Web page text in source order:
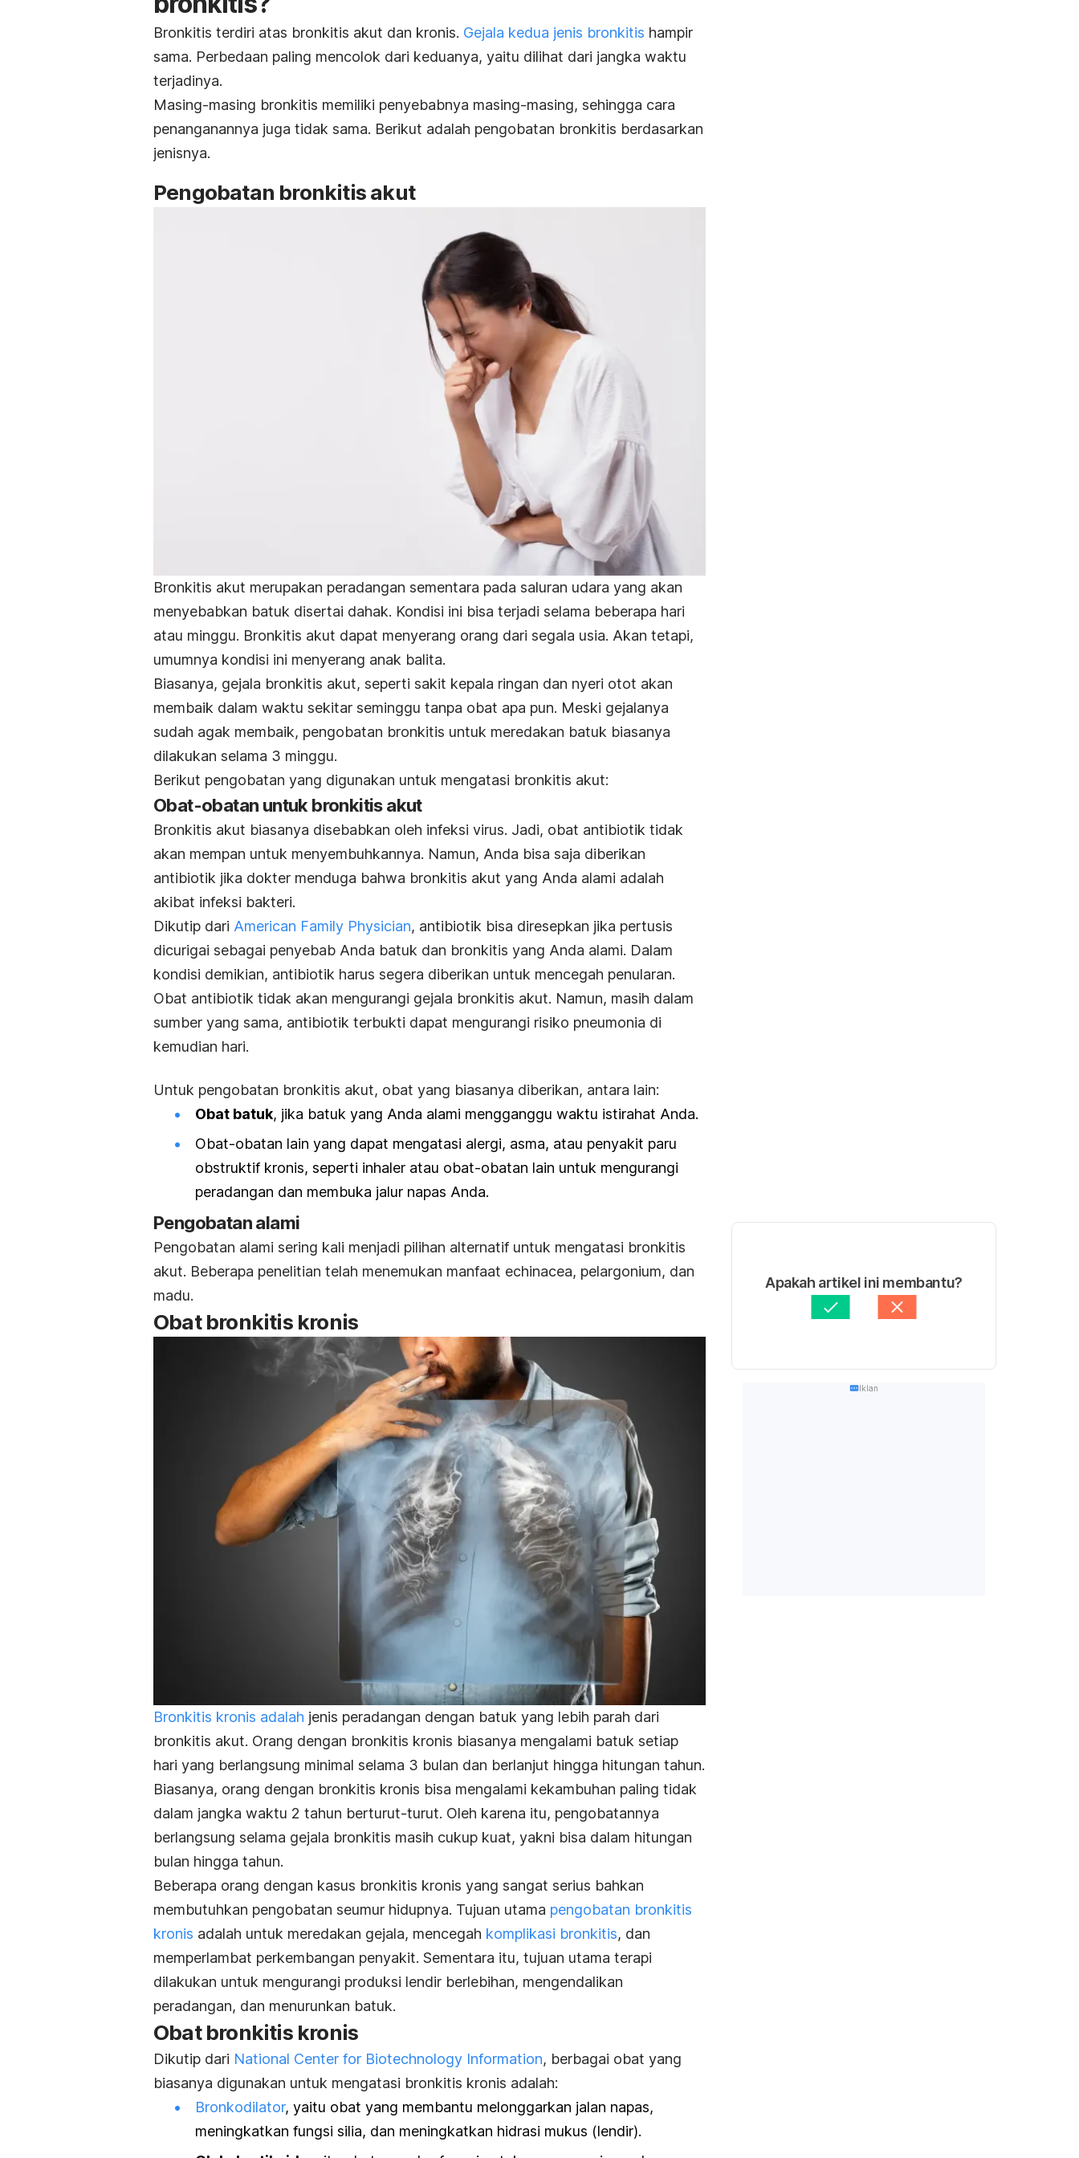
Bronkitis terdiri atas bronkitis akut dan kronis. Gejala kedua jenis bronkitis hampir
sama. Perbedaan paling mencolok dari keduanya, yaitu dilihat dari jangka waktu
terjadinya.
Masing-masing bronkitis memiliki penyebabnya masing-masing, sehingga cara
penanganannya juga tidak sama. Berikut adalah pengobatan bronkitis berdasarkan
jenisnya.
Pengobatan bronkitis akut
Bronkitis akut merupakan peradangan sementara pada saluran udara yang akan
menyebabkan batuk disertai dahak. Kondisi ini bisa terjadi selama beberapa hari
atau minggu. Bronkitis akut dapat menyerang orang dari segala usia. Akan tetapi,
umumnya kondisi ini menyerang anak balita.
Biasanya, gejala bronkitis akut, seperti sakit kepala ringan dan nyeri otot akan
membaik dalam waktu sekitar seminggu tanpa obat apa pun. Meski gejalanya
sudah agak membaik, pengobatan bronkitis untuk meredakan batuk biasanya
dilakukan selama 3 minggu.
Berikut pengobatan yang digunakan untuk mengatasi bronkitis akut:
Obat-obatan untuk bronkitis akut
Bronkitis akut biasanya disebabkan oleh infeksi virus. Jadi, obat antibiotik tidak
akan mempan untuk menyembuhkannya. Namun, Anda bisa saja diberikan
antibiotik jika dokter menduga bahwa bronkitis akut yang Anda alami adalah
akibat infeksi bakteri.
Dikutip dari American Family Physician, antibiotik bisa diresepkan jika pertusis
dicurigai sebagai penyebab Anda batuk dan bronkitis yang Anda alami. Dalam
kondisi demikian, antibiotik harus segera diberikan untuk mencegah penularan.
Obat antibiotik tidak akan mengurangi gejala bronkitis akut. Namun, masih dalam
sumber yang sama, antibiotik terbukti dapat mengurangi risiko pneumonia di
kemudian hari.
Untuk pengobatan bronkitis akut, obat yang biasanya diberikan, antara lain:
Obat batuk, jika batuk yang Anda alami mengganggu waktu istirahat Anda.
Obat-obatan lain yang dapat mengatasi alergi, asma, atau penyakit paru
obstruktif kronis, seperti inhaler atau obat-obatan lain untuk mengurangi
peradangan dan membuka jalur napas Anda.
Pengobatan alami
Pengobatan alami sering kali menjadi pilihan alternatif untuk mengatasi bronkitis
akut. Beberapa penelitian telah menemukan manfaat echinacea, pelargonium, dan
madu.
Obat bronkitis kronis
Bronkitis kronis adalah jenis peradangan dengan batuk yang lebih parah dari
bronkitis akut. Orang dengan bronkitis kronis biasanya mengalami batuk setiap
hari yang berlangsung minimal selama 3 bulan dan berlanjut hingga hitungan tahun.
Biasanya, orang dengan bronkitis kronis bisa mengalami kekambuhan paling tidak
dalam jangka waktu 2 tahun berturut-turut. Oleh karena itu, pengobatannya
berlangsung selama gejala bronkitis masih cukup kuat, yakni bisa dalam hitungan
bulan hingga tahun.
Beberapa orang dengan kasus bronkitis kronis yang sangat serius bahkan
membutuhkan pengobatan seumur hidupnya. Tujuan utama pengobatan bronkitis
kronis adalah untuk meredakan gejala, mencegah komplikasi bronkitis, dan
memperlambat perkembangan penyakit. Sementara itu, tujuan utama terapi
dilakukan untuk mengurangi produksi lendir berlebihan, mengendalikan
peradangan, dan menurunkan batuk.
Obat bronkitis kronis
Dikutip dari National Center for Biotechnology Information, berbagai obat yang
biasanya digunakan untuk mengatasi bronkitis kronis adalah:
Bronkodilator, yaitu obat yang membantu melonggarkan jalan napas,
meningkatkan fungsi silia, dan meningkatkan hidrasi mukus (lendir).
Apakah artikel ini membantu?
Iklan